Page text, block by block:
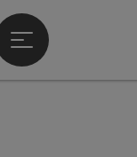
Hauptmenü öffnen